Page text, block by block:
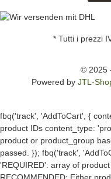
* Tutti i prezzi
© 2025
Powered by JTL-
fbq('track', 'AddToCart', {
product IDs content_type:
product or product_group
passed. }); fbq('track',
'REQUIRED': array of